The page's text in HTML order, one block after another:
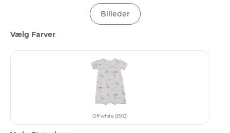
Billeder
Vælg Farver
Off white (3563)